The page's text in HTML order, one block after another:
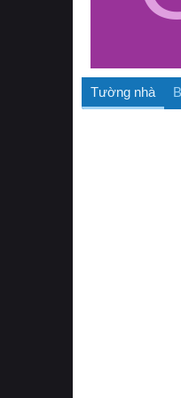
Tường nhà